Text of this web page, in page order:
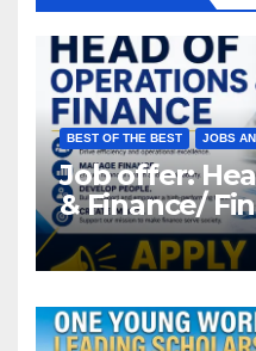
BEST OF THE BEST JOBS
Job offer:
& Finance/